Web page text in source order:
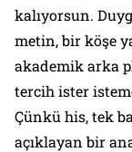
kalıyorsun.
metin, bir köşe
akademik arka
tercih ister
Çünkü his, tek
açıklayan bir